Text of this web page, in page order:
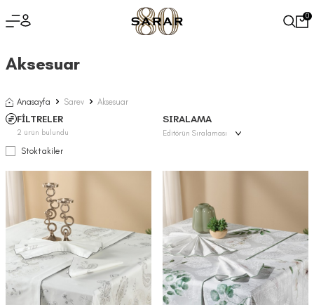
0
Aksesuar
Anasayfa Sarev Aksesuar
FİLTRELER
2 ürün bulundu
SIRALAMA
Stoktakiler